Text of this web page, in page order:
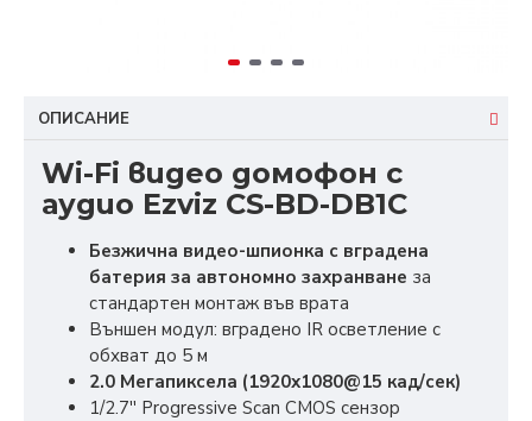
ОПИСАНИЕ
Wi-Fi видео домофон с
аудио Ezviz CS-BD-DB1C
Безжична видео-шпионка с вградена
батерия за автономно захранване за
стандартен монтаж във врата
Външен модул: вградено IR осветление с
обхват до 5 м
2.0 Мегапиксела (1920х1080@15 кад/сек)
1/2.7'' Progressive Scan CMOS сензор